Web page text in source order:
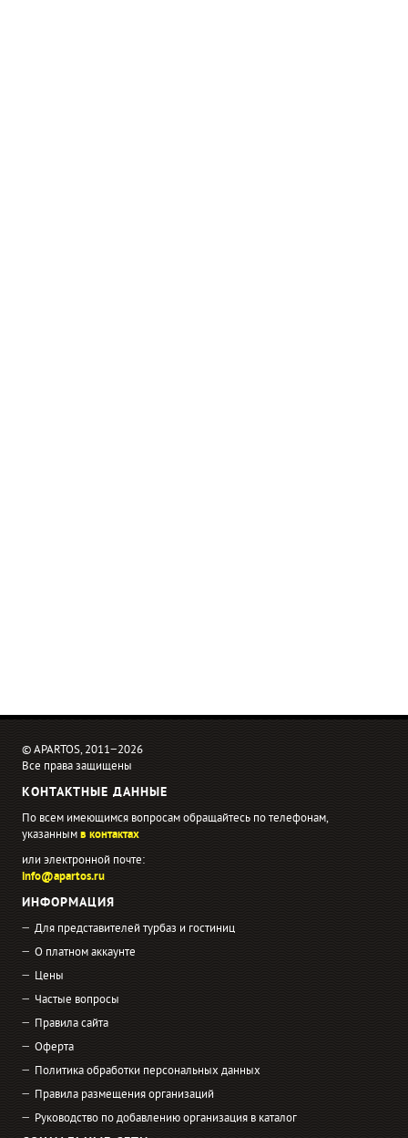
© APARTOS, 2011−2026
Все права защищены
КОНТАКТНЫЕ ДАННЫЕ
По всем имеющимся вопросам обращайтесь по телефонам,
указаннымв контактах
или электронной почте:
info@apartos.ru
ИНФОРМАЦИЯ
Для представителей турбаз и гостиниц
О платном аккаунте
Цены
Частые вопросы
Правила сайта
Оферта
Политика обработки персональных данных
Правила размещения организаций
Руководство по добавлению организация в каталог